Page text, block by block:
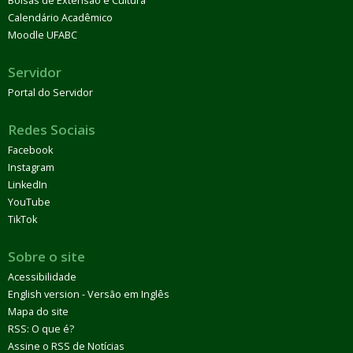
Calendário Acadêmico
Moodle UFABC
Servidor
Portal do Servidor
Redes Sociais
Facebook
Instagram
LinkedIn
YouTube
TikTok
Sobre o site
Acessibilidade
English version - Versão em Inglês
Mapa do site
RSS: O que é?
Assine o RSS de Notícias